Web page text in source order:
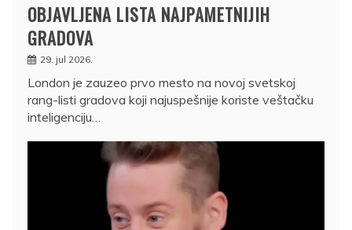
OBJAVLJENA LISTA NAJPAMETNIJIH
GRADOVA
29. jul 2026.
London je zauzeo prvo mesto na novoj svetskoj
rang-listi gradova koji najuspešnije koriste veštačku
inteligenciju…